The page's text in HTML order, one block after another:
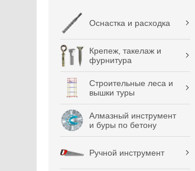
Оснастка и расходка
Крепеж, такелаж и
фурнитура
Строительные леса и
вышки туры
Алмазный инструмент
и буры по бетону
Ручной инструмент